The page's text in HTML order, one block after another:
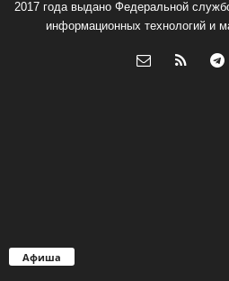
2017 года выдано Федеральной
информационных технологий и
Афиша